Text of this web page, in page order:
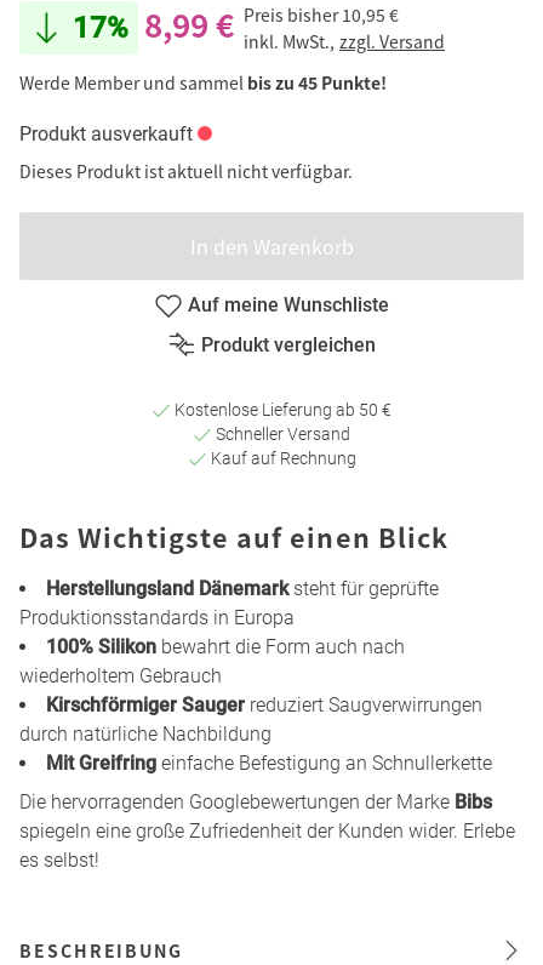
17% 8,99 € Preis bisher 10,95 €
inkl. MwSt., zzgl. Versand
Werde Member und sammel bis zu 45 Punkte!
Produkt ausverkauft
Dieses Produkt ist aktuell nicht verfügbar.
In den Warenkorb
Auf meine Wunschliste
Produkt vergleichen
Kostenlose Lieferung ab 50 €
Schneller Versand
Kauf auf Rechnung
Das Wichtigste auf einen Blick
Herstellungsland Dänemarksteht für geprüfte
Produktionsstandards in Europa
100% Silikon bewahrt die Form auch nach
wiederholtem Gebrauch
Kirschförmiger Sauger reduziert Saugverwirrungen
durch natürliche Nachbildung
Mit Greifring einfache Befestigung an Schnullerkette
Die hervorragenden Googlebewertungen der Marke Bibs
spiegeln eine große Zufriedenheit der Kunden wider. Erlebe
es selbst!
BESCHREIBUNG